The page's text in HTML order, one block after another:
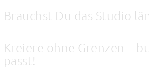
Brauchst Du das Studio
Kreiere ohne Grenzen –
passt!